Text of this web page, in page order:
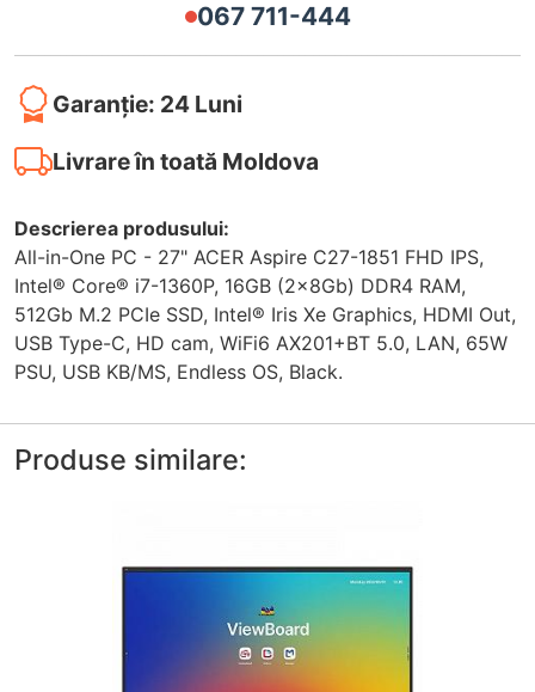
067 711-444
Garanție: 24 Luni
Livrare în toată Moldova
Descrierea produsului:
All-in-One PC - 27" ACER Aspire C27-1851 FHD IPS,
Intel® Core® i7-1360P, 16GB (2x8Gb) DDR4 RAM,
512Gb M.2 PCIe SSD, Intel® Iris Xe Graphics, HDMI Out,
USB Type-C, HD cam, WiFi6 AX201+BT 5.0, LAN, 65W
PSU, USB KB/MS, Endless OS, Black.
Produse similare: